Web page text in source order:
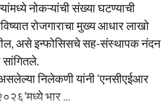
नोकऱ्यांची संख्या घटण्याची
रोजगाराचा मुख्य आधार लाखो
असे इन्फोसिसचे सह-संस्थापक नंदन
सांगितले.
निलेकणी यांनी ‘एनसीएईआर
भार ...